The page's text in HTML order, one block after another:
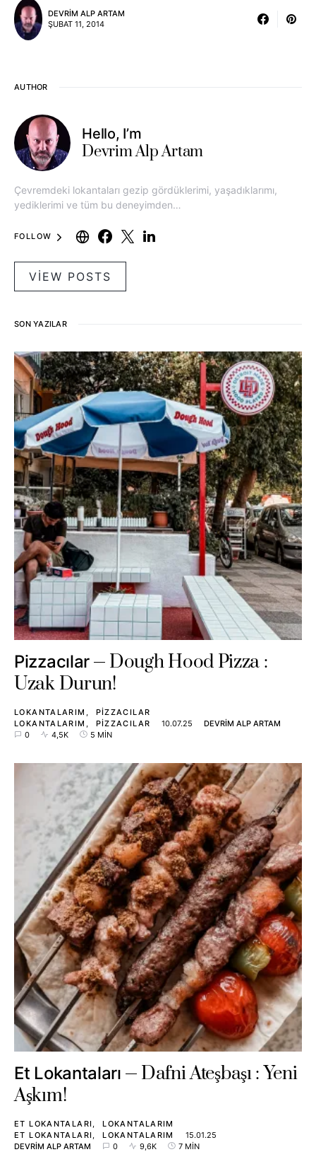
DEVRIM ALP ARTAM
ŞUBAT 11, 2014
AUTHOR
Hello, I’m
Devrim Alp Artam
Çevremdeki lokantaları gezip gördüklerimi, yaşadıklarımı,
yediklerimi ve tüm bu deneyimden…
FOLLOW
VIEW POSTS
SON YAZILAR
Pizzacılar
Dough Hood Pizza :
Uzak Durun!
LOKANTALARIM
PIZZACILAR
LOKANTALARIM
PIZZACILAR 10.07.25
DEVRIM ALP ARTAM
0
4,5K 5 MIN
Et Lokantaları
Dafni Ateşbaşı : Yeni
Aşkım!
ET LOKANTALARI
LOKANTALARIM
ET LOKANTALARI
LOKANTALARIM
15.01.25
DEVRIM ALP ARTAM
0 9,6K 7 MIN